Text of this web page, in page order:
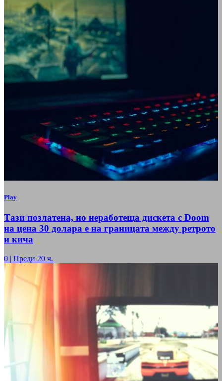
Play
Тази позлатена, но неработеща дискета с Doom
на цена 30 долара е на границата между ретрото
и кича
0 | Преди 20 ч.